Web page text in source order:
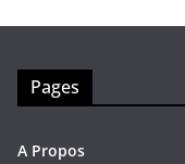
Pages
A Propos